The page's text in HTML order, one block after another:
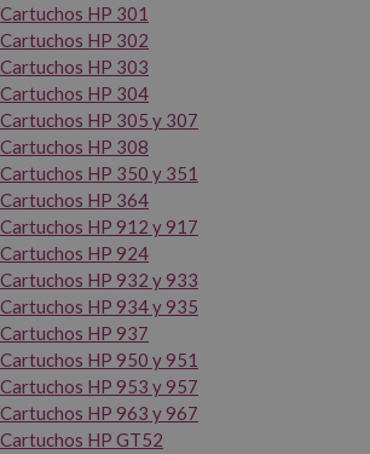
Cartuchos HP 301
Cartuchos HP 302
Cartuchos HP 303
Cartuchos HP 304
Cartuchos HP 305 y 307
Cartuchos HP 308
Cartuchos HP 350 y 351
Cartuchos HP 364
Cartuchos HP 912 y 917
Cartuchos HP 924
Cartuchos HP 932 y 933
Cartuchos HP 934 y 935
Cartuchos HP 937
Cartuchos HP 950 y 951
Cartuchos HP 953 y 957
Cartuchos HP 963 y 967
Cartuchos HP GT52